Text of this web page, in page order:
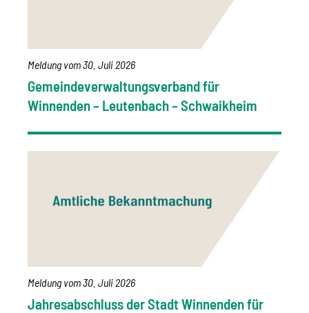
Meldung vom30. Juli 2026
Gemeindeverwaltungsverband für
Winnenden – Leutenbach – Schwaikheim
Meldung vom30. Juli 2026
Jahresabschluss der Stadt Winnenden für